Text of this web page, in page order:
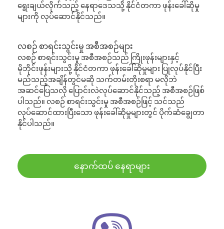
ရွေးချယ်လိုက်သည့် နေရာဒေသသို့ နိုင်ငံတကာ ဖုန်းခေါ်ဆိုမှု
များကို လုပ်ဆောင်နိုင်သည်။
လစဉ် စာရင်းသွင်းမှု အစီအစဉ်များ
လစဉ် စာရင်းသွင်းမှု အစီအစဉ်သည် ကြိုးဖုန်းများနှင့်
မိုဘိုင်းဖုန်းများသို့ နိုင်ငံတကာ ဖုန်းခေါ်ဆိုမှုများ ပြုလုပ်နိုင်ပြီး
မည်သည့်အချိန်တွင်မဆို သက်တမ်းတိုးစရာ မလိုဘဲ
အဆင်ပြေသလို ပြောင်းလဲလုပ်ဆောင်နိုင်သည့် အစီအစဉ်ဖြစ်
ပါသည်။ လစဉ် စာရင်းသွင်းမှု အစီအစဉ်ဖြင့် သင်သည်
လုပ်ဆောင်ထားပြီးသော ဖုန်းခေါ်ဆိုမှုများတွင် ပိုက်ဆံချွေတာ
နိုင်ပါသည်။
နောက်ထပ် နေရာများ